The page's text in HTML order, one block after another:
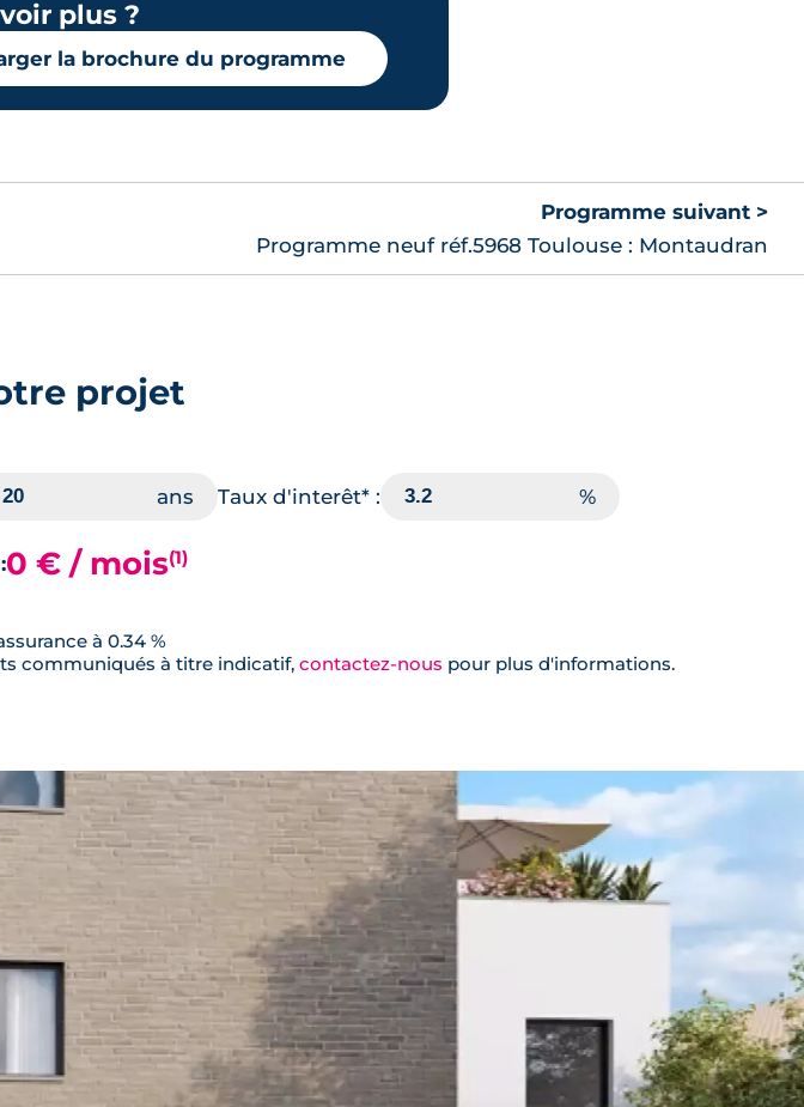
plus ?
la brochure du programme
Programme suivant >
Programme neuf réf.5968 Toulouse : Montaudran
projet
Taux d'interêt* :
0 € / mois(1)
à 0.34 %
communiqués à titre indicatif, contactez-nous pour plus d'informations.